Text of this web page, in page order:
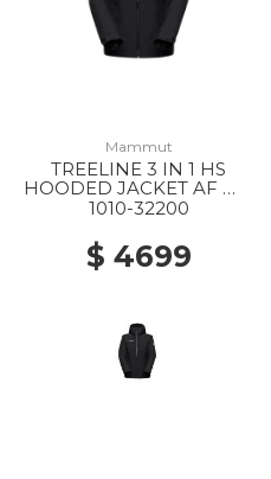
Mammut
TREELINE 3 IN 1 HS
HOODED JACKET AF WS
0052 BLACK-BLACK
1010-32200
$ 4699